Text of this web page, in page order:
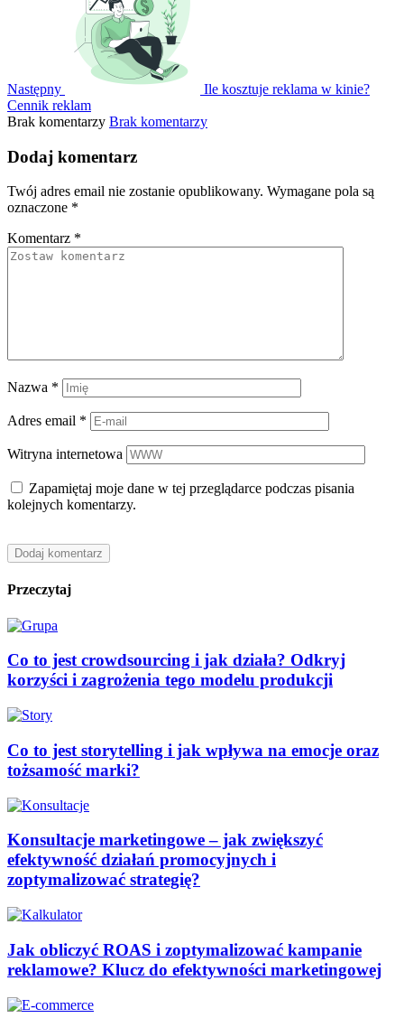
Następny
Ile kosztuje reklama w kinie?
Cennik reklam
Brak komentarzy Brak komentarzy
Dodaj komentarz
Twój adres email nie zostanie opublikowany. Wymagane pola są
oznaczone *
Komentarz *
Nazwa *
Adres email *
Witryna internetowa
Zapamiętaj moje dane w tej przeglądarce podczas pisania
kolejnych komentarzy.
Przeczytaj
Co to jest crowdsourcing i jak działa? Odkryj
korzyści i zagrożenia tego modelu produkcji
Co to jest storytelling i jak wpływa na emocje oraz
tożsamość marki?
Konsultacje marketingowe – jak zwiększyć
efektywność działań promocyjnych i
zoptymalizować strategię?
Jak obliczyć ROAS i zoptymalizować kampanie
reklamowe? Klucz do efektywności marketingowej